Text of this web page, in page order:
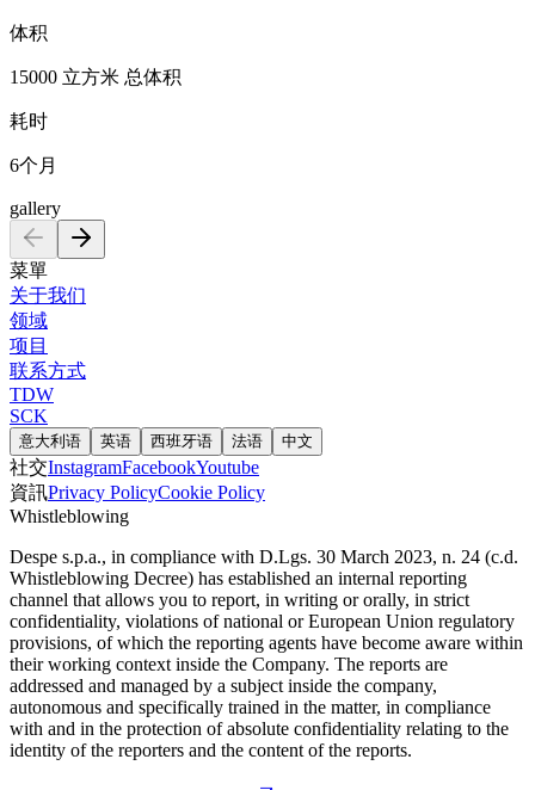
体积
15000 立方米 总体积
耗时
6个月
gallery
菜單
关于我们
领域
项目
联系方式
TDW
SCK
意大利语 英语 西班牙语 法语 中文
社交InstagramFacebookYoutube
資訊Privacy PolicyCookie Policy
Whistleblowing
Despe s.p.a., in compliance with D.Lgs. 30 March 2023, n. 24 (c.d.
Whistleblowing Decree) has established an internal reporting
channel that allows you to report, in writing or orally, in strict
confidentiality, violations of national or European Union regulatory
provisions, of which the reporting agents have become aware within
their working context inside the Company. The reports are
addressed and managed by a subject inside the company,
autonomous and specifically trained in the matter, in compliance
with and in the protection of absolute confidentiality relating to the
identity of the reporters and the content of the reports.